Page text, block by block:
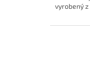
vyrobený